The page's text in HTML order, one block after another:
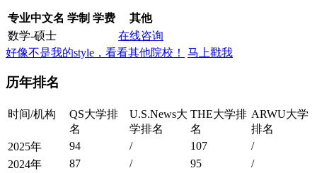
专业中文名 学制 学费
其他
数学-硕士
在线咨询
好像不是我的style，看看其他院校！
马上戳我
历年排名
时间/机构
QS大学排
名
U.S.News大
学排名
THE大学排
名
ARWU大学
排名
2025年
94 / 107
/
2024年
87 / 95
/